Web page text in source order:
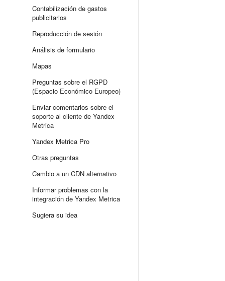
Contabilización de gastos
publicitarios
Reproducción de sesión
Análisis de formulario
Mapas
Preguntas sobre el RGPD
(Espacio Económico Europeo)
Enviar comentarios sobre el
soporte al cliente de Yandex
Metrica
Yandex Metrica Pro
Otras preguntas
Cambio a un CDN alternativo
Informar problemas con la
integración de Yandex Metrica
Sugiera su idea